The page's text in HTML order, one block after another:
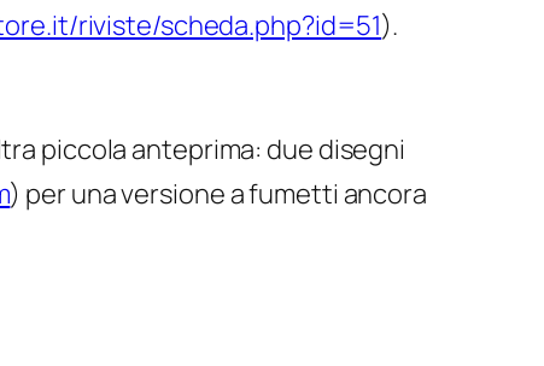
riviste/scheda.php?id=51).
piccola anteprima: due disegni
) per una versione a fumetti ancora